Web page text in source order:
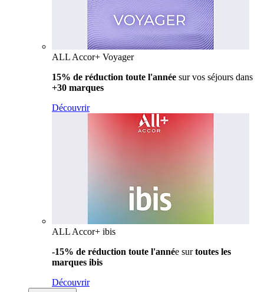
ALL Accor+ Voyager
15% de réduction toute l'année sur vos séjours dans
+30 marques
Découvrir
ALL Accor+ ibis
-15% de réduction toute l'année surtoutes les
marques ibis
Découvrir